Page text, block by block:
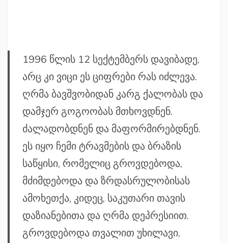
1996 წლის 12 სექტემბერს დავიბადე,
არც კი ვიცი ეს ციფრები რას იძლევა.
ღრმა ბავშვობიდან კარგ ქალობას და
დამჯერ გოგოობას მთხოვდნენ.
ძალადობდნენ და მაფორმირებდნენ.
ეს იყო ჩემი ტრავმების და ბრაზის
საწყისი, რომელიც გროვდებოდა,
მძიმდებოდა და ზრდასრულობისას
ამოხეთქა, კიდეც, საკუთარი თავის
დაზიანებითა და ღრმა დეპრესიით.
გროვდებოდა თვალით უხილავი,